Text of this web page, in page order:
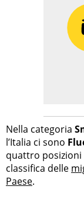
Nella categoria
l’Italia ci sono
quattro posizioni
classifica delle
Paese.